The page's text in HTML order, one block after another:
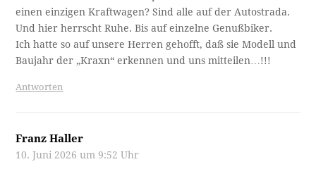
einen einzigen Kraftwagen? Sind alle auf der Autostrada.
Und hier herrscht Ruhe. Bis auf einzelne Genußbiker.
Ich hatte so auf unsere Herren gehofft, daß sie Modell und
Baujahr der „Kraxn“ erkennen und uns mitteilen…!!!
Antworten
Franz Haller
10. Juni 2026 um 9:52 Uhr